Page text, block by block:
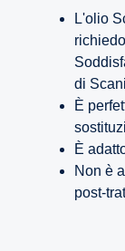
L'olio
di
È
È
Non è
post-